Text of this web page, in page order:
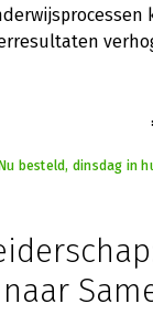
besteld, dinsdag in